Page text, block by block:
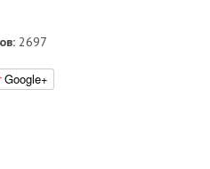
2697
Google+